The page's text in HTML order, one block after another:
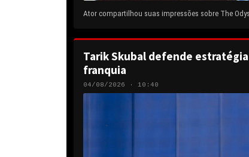
Ator compartilhou suas impressões sobre The
Tarik Skubal defende
franquia
04/08/2026 · 10:40